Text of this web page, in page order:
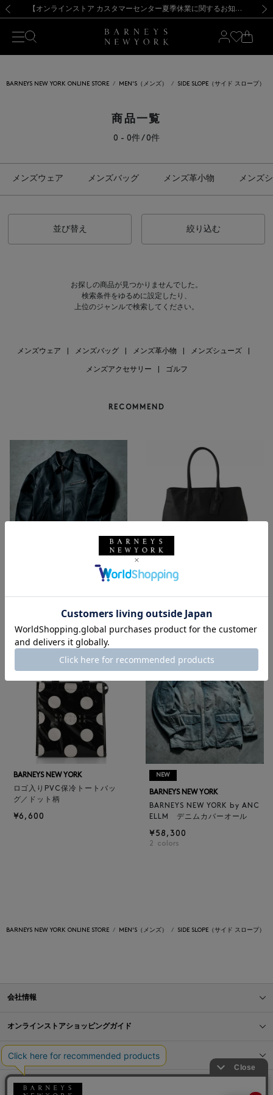
新規登録のお客様も対象！＜MY BARNEYS＞会員のお客様は11,000円（税込）以上のお買上げで常時送料無料！お買い物の際は会員登録を！
【夏季休業に伴う出荷一時停止のお知らせ】(2026.8.7) 【オンラインストア カスタマーセンター夏季休業に関するお知らせ】（2026.8.7）
【夏季休業に伴う返品・交換承り一時停止のお知らせ】（2026.8.5）
熊本県を中心とした地震の影響によるお荷物のお届けについて
【開催中】SUMMER SALEのご案内・ご注意事項 新規登録のお客様も対象！＜MY BARNEYS＞会員のお客様は11,000円（税込）以上のお買上げで常時送料無料！お買い物の際は会員登録を！
【夏季休業に伴う出荷一時停止のお知らせ】(2026.8.7)
BARNEYS NEW YORK ONLINE STORE MEN'S（メンズ） SIDE SLOPE（サイド スロープ）
商品一覧
0 - 0件 / 0件
メンズウェア メンズバッグ メンズ革小物 メンズ
並び替え 絞り込む
お探しの商品が見つかりませんでした。
検索条件をゆるめに設定したり、
上位のジャンルで検索してください。
メンズウェア メンズバッグ メンズ革小物 メンズシューズ
メンズアクセサリー ゴルフ
RECOMMEND
ELLM ホースレザーブルゾン
¥165,000
BARNEYS NEW YORK
レザートートバッグ（M）
¥47,300
colors
BARNEYS NEW YORK
ロゴ入りPVC保冷トートバッ
グ／ドット柄
¥6,600
NEW
BARNEYS NEW YORK
BARNEYS NEW YORK by ANC
ELLM デニムカバーオール
¥58,300
2 colors
BARNEYS NEW YORK ONLINE STORE MEN'S（メンズ） SIDE SLOPE（サイド スロープ）
会社情報
オンラインストアショッピングガイド
店舗情報
サービス